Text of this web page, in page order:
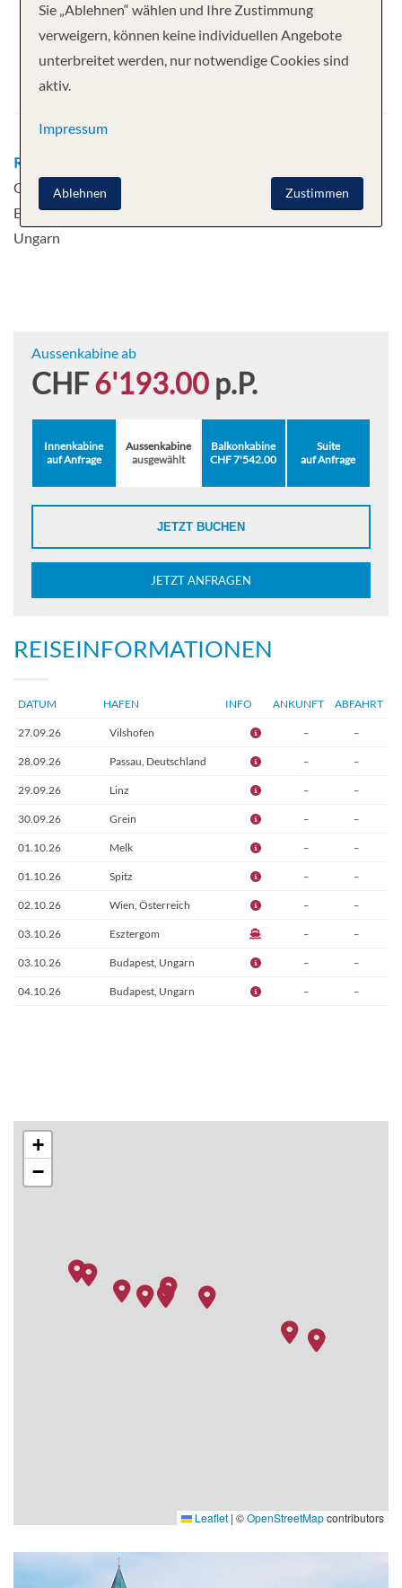
7 NächteAmaMagna
Abfahrt
Route
Grein - Melk - Spitz - Wien, Österreich -
Esztergom - Budapest, Ungarn - Budapest,
Ungarn
Aussenkabine ab
CHF6'193.00 p.P.
Innenkabine
auf Anfrage
Aussenkabine
ausgewählt
Balkonkabine
CHF 7'542.00
Suite
auf Anfrage
JETZT BUCHEN
JETZT ANFRAGEN
REISEINFORMATIONEN
DATUM HAFEN INFO ANKUNFT ABFAHRT
27.09.26 Vilshofen – –
28.09.26 Passau, Deutschland – –
29.09.26 Linz – –
30.09.26 Grein – –
01.10.26 Melk – –
01.10.26 Spitz – –
02.10.26 Wien, Österreich – –
03.10.26 Esztergom – –
03.10.26 Budapest, Ungarn – –
04.10.26 Budapest, Ungarn – –
+
−
Leaflet | ©OpenStreetMapcontributors
Sie „Ablehnen“ wählen und Ihre Zustimmung
verweigern, können keine individuellen Angebote
unterbreitet werden, nur notwendige Cookies sind
aktiv.
Impressum
Zustimmen
Ablehnen